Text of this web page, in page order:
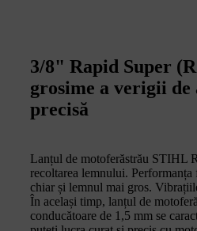
3/8" Rapid Super
grosime a verigii
precisă
Lanțul de motoferăstrău STIHL
recoltarea lemnului. Performanța
chiar și lemnul mai gros.
În același timp, lanțul de
conducătoare de 1,5 mm se